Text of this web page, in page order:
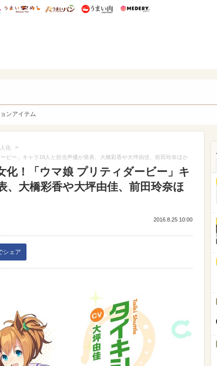
研 ディズニー特集
mimot. うまいめし うまいパン うまい肉
ンアイテム
化 >
ビー」キャラ18人と担当声優が発表、大橋彩香や大坪由佳、前田玲奈ほか
化！「ウマ娘 プリティダービー」キ
、大橋彩香や大坪由佳、前田玲奈ほ
2016.8.25 10:00
シェア